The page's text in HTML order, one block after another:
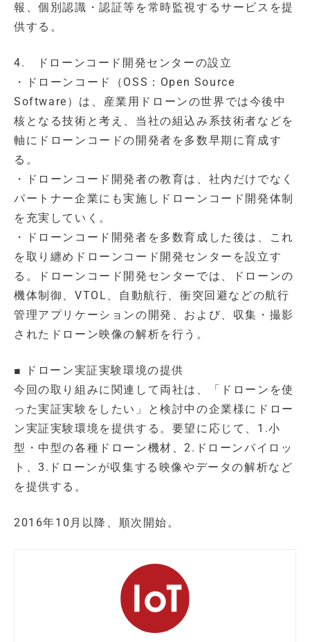
報、個別認識・認証等を常時監視するサービスを提
供する。
4. ドローンコード開発センターの設立
・ドローンコード（OSS：Open Source
Software）は、産業用ドローンの世界では今後中
核となる技術と考え、当社の組込み系技術者などを
軸にドローンコードの開発者を多数早期に育成す
る。
・ドローンコード開発者の教育は、社内だけでなく
パートナー企業にも実施しドローンコード開発体制
を充実していく。
・ドローンコード開発者を多数育成した後は、これ
を取り纏めドローンコード開発センターを設立す
る。ドローンコード開発センターでは、ドローンの
機体制御、VTOL、自動航行、衝突回避などの航行
管理アプリケーションの開発、および、収集・撮影
されたドローン映像の解析を行う。
■ ドローン実証実験環境の提供
今回の取り組みに関連して両社は、「ドローンを使
った実証実験をしたい」と検討中の企業様にドロー
ン実証実験環境を提供する。要望に応じて、1.小
型・中型の各種ドローン機材、2.ドローンパイロッ
ト、3.ドローンが収集する映像やデータの解析など
を提供する。
2016年10月以降、順次開始。